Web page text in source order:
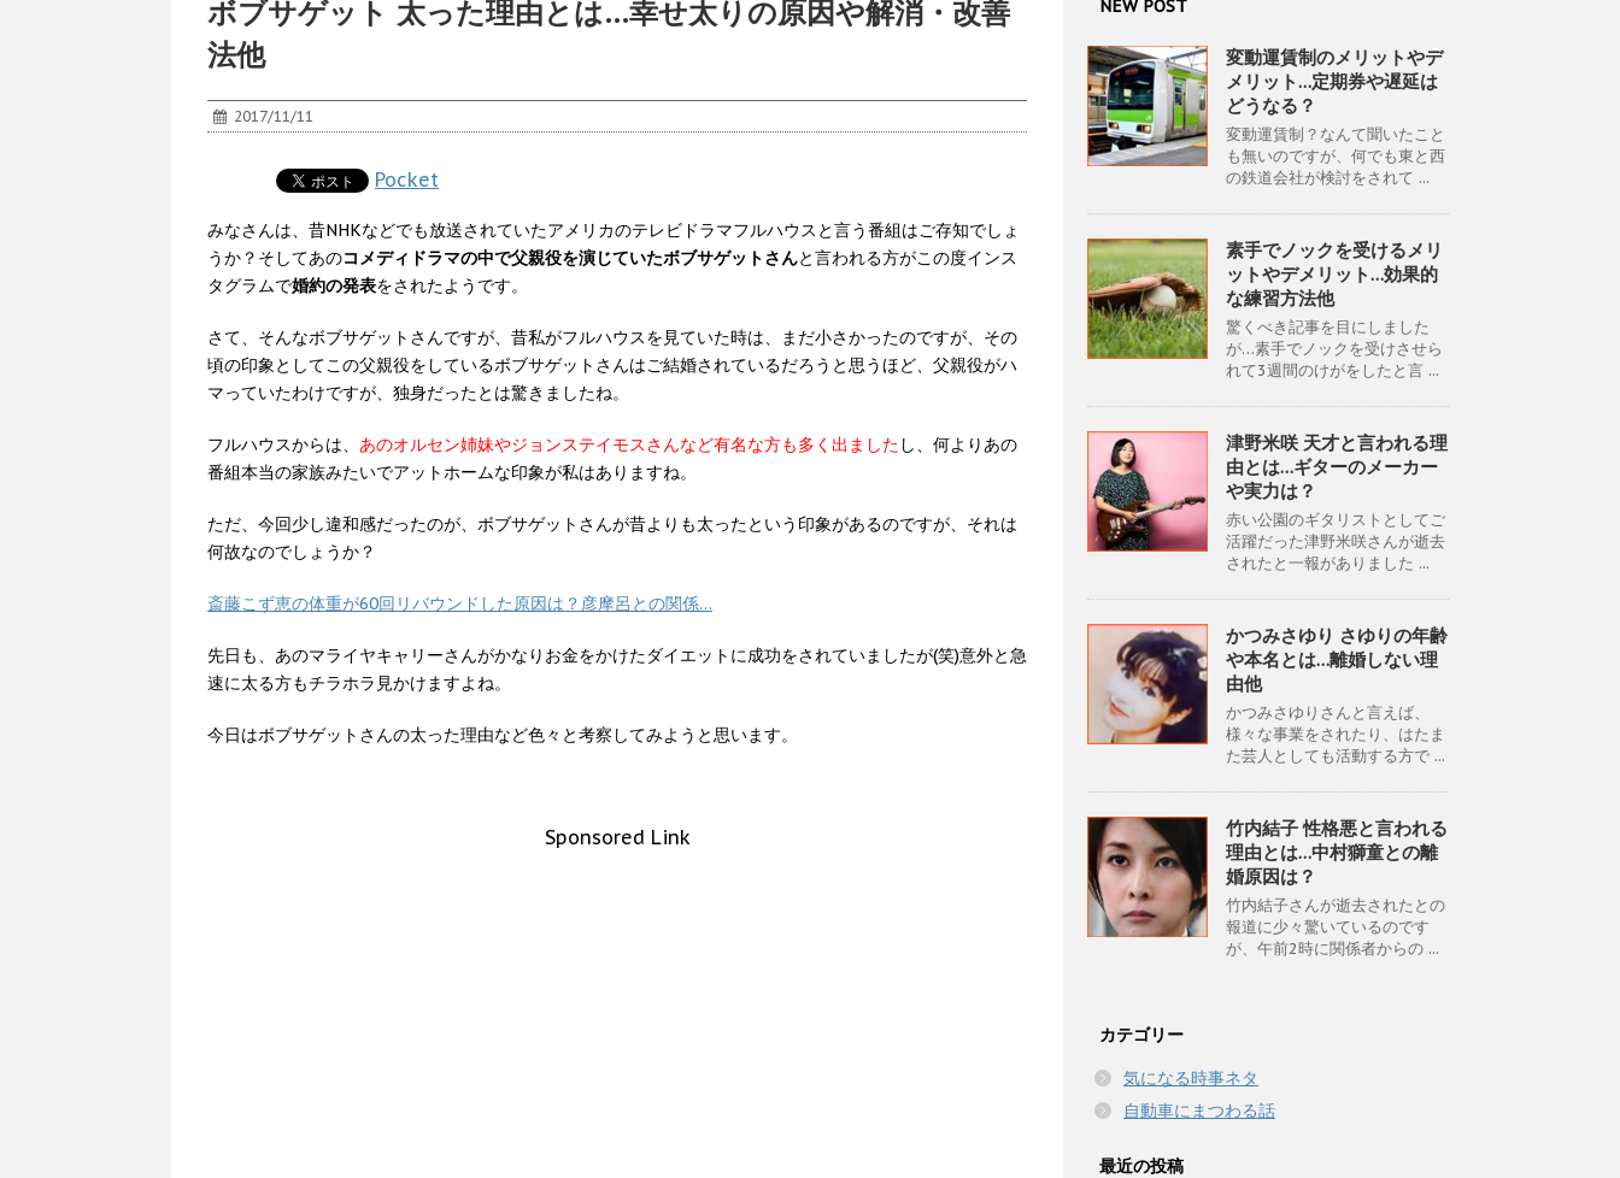
ボブサゲット 太った理由とは…幸せ太りの原因や解消・改善
法他
2017/11/11
Pocket
みなさんは、昔NHKなどでも放送されていたアメリカのテレビドラマフルハウスと言う番組はご存知でしょ
うか？そしてあのコメディドラマの中で父親役を演じていたボブサゲットさんと言われる方がこの度インス
タグラムで婚約の発表をされたようです。
さて、そんなボブサゲットさんですが、昔私がフルハウスを見ていた時は、まだ小さかったのですが、その
頃の印象としてこの父親役をしているボブサゲットさんはご結婚されているだろうと思うほど、父親役がハ
マっていたわけですが、独身だったとは驚きましたね。
フルハウスからは、 あのオルセン姉妹やジョンステイモスさんなど有名な方も多く出ました し、何よりあの
番組本当の家族みたいでアットホームな印象が私はありますね。
ただ、今回少し違和感だったのが、ボブサゲットさんが昔よりも太ったという印象があるのですが、それは
何故なのでしょうか？
斎藤こず恵の体重が60回リバウンドした原因は？彦摩呂との関係…
先日も、あのマライヤキャリーさんがかなりお金をかけたダイエットに成功をされていましたが(笑)意外と急
速に太る方もチラホラ見かけますよね。
今日はボブサゲットさんの太った理由など色々と考察してみようと思います。
Sponsored Link
NEW POST
変動運賃制のメリットやデ
メリット…定期券や遅延は
どうなる？
変動運賃制？なんて聞いたこと
も無いのですが、何でも東と西
の鉄道会社が検討をされて ...
素手でノックを受けるメリ
ットやデメリット…効果的
な練習方法他
驚くべき記事を目にしました
が…素手でノックを受けさせら
れて3週間のけがをしたと言 ...
津野米咲 天才と言われる理
由とは…ギターのメーカー
や実力は？
赤い公園のギタリストとしてご
活躍だった津野米咲さんが逝去
されたと一報がありました ...
かつみさゆり さゆりの年齢
や本名とは…離婚しない理
由他
かつみさゆりさんと言えば、
様々な事業をされたり、はたま
た芸人としても活動する方で ...
竹内結子 性格悪と言われる
理由とは…中村獅童との離
婚原因は？
竹内結子さんが逝去されたとの
報道に少々驚いているのです
が、午前2時に関係者からの ...
カテゴリー
気になる時事ネタ
自動車にまつわる話
最近の投稿